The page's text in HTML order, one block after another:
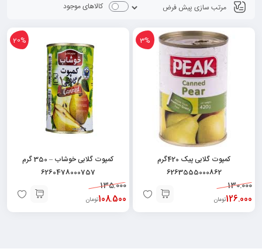
کالاهای موجود
3%
کمپوت گلابی پیک 420گرم
6263555000862
130.000
126.000تومان
20%
کمپوت گلابی خوشاب – 350 گرم
6260478000757
135.000
108.500تومان